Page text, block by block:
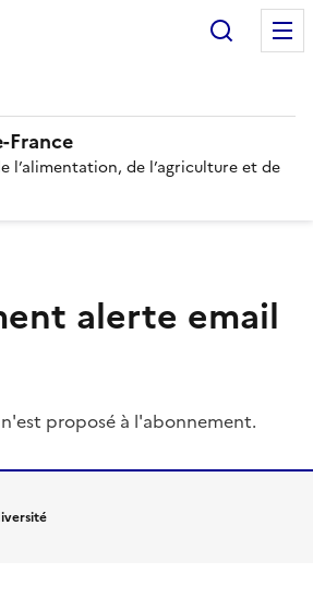
France
l’alimentation, de l’agriculture et de
alerte email
proposé à l'abonnement.